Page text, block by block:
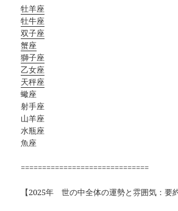
牡羊座
牡牛座
双子座
蟹座
獅子座
乙女座
天秤座
蠍座
射手座
山羊座
水瓶座
魚座
==============================
【2025年 世の中全体の運勢と雰囲気：要約